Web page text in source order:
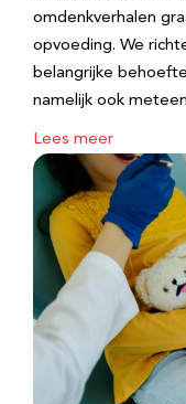
omdenkverhalen
opvoeding. We
belangrijke
namelijk ook
Lees meer